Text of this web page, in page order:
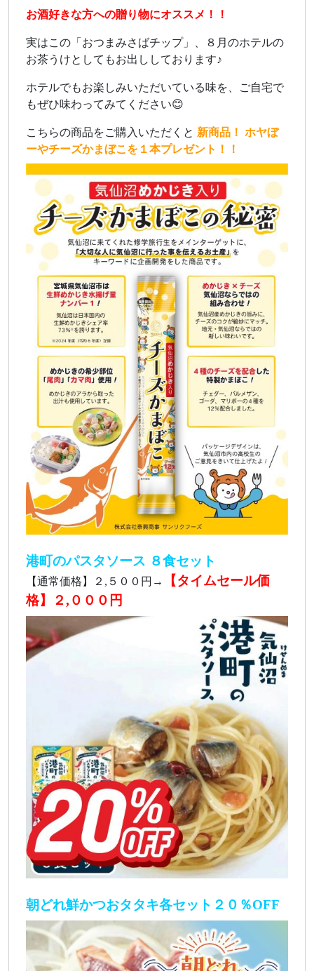
お酒好きな方への贈り物にオススメ！！​​​​​
実はこの「おつまみさばチップ」、８月のホテルの
お茶うけとしてもお出ししております♪
ホテルでもお楽しみいただいている味を、ご自宅で
もぜひ味わってみてください😊
こちらの商品をご購入いただくと 新商品！ ホヤぼ
ーやチーズかまぼこを１本プレゼント！！
港町のパスタソース ８食セット
【通常価格】２,５００円→
【タイムセール価
格】２,０００円
朝どれ鮮かつおタタキ各セット２０％OFF